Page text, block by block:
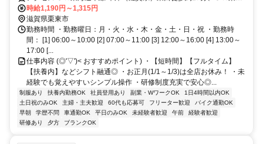
道本線 栗東東口徒歩約30分、ＪＲ草津線 手原南口徒歩約31分
時給1,190円～1,315円
滋賀県栗東市
勤務時間 ・勤務曜日：月・火・水・木・金・土・日・祝 ・勤務時
間： [1] 06:00～10:00 [2] 07:00～11:00 [3] 12:00～16:00 [4] 13:00～
17:00 [...
仕事内容 (◎'▽')< おすすめポイント) ・【短時間】【フルタイム】
【扶養内】などシフト融通◎ ・お正月(1/1～1/3)は全店お休み！ ・未
経験でも覚えやすいシンプル操作 ・研修制度充実で安心◎...
制服あり 扶養内勤務OK 社員登用あり 副業・WワークOK
1日4時間以内OK
土日祝のみOK
主婦・主夫歓迎 60代も応募可 フリーター歓迎
バイク通勤OK
早朝
学歴不問 車通勤OK 平日のみOK 未経験者歓迎 午前
経験者歓迎
研修あり
夕方 ブランクOK